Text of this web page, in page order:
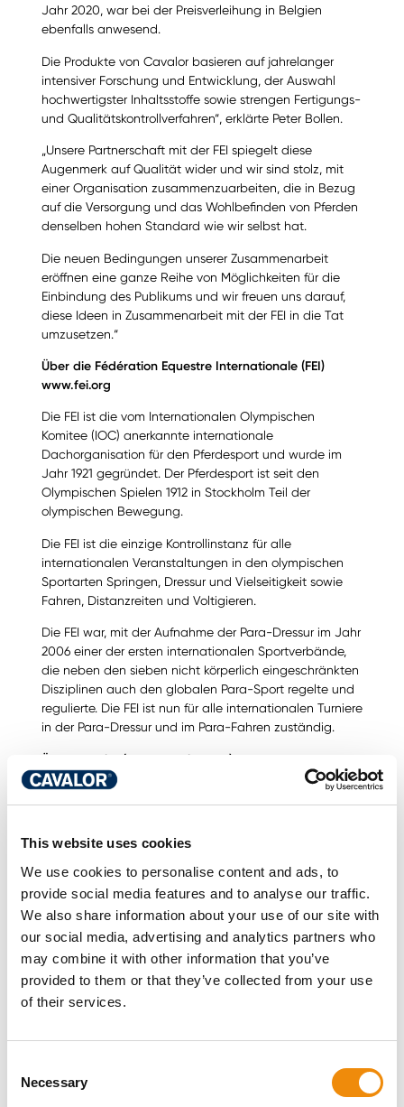
This website uses cookies
We use cookies to personalise content and ads, to
provide social media features and to analyse our traffic.
We also share information about your use of our site with
our social media, advertising and analytics partners who
may combine it with other information that you’ve
provided to them or that they’ve collected from your use
of their services.
Selection
Necessary
Jahr 2020, war bei der Preisverleihung in Belgien
ebenfalls anwesend.
Die Produkte von Cavalor basieren auf jahrelanger
intensiver Forschung und Entwicklung, der Auswahl
hochwertigster Inhaltsstoffe sowie strengen Fertigungs-
und Qualitätskontrollverfahren“, erklärte Peter Bollen.
„Unsere Partnerschaft mit der FEI spiegelt diese
Augenmerk auf Qualität wider und wir sind stolz, mit
einer Organisation zusammenzuarbeiten, die in Bezug
auf die Versorgung und das Wohlbefinden von Pferden
denselben hohen Standard wie wir selbst hat.
Die neuen Bedingungen unserer Zusammenarbeit
eröffnen eine ganze Reihe von Möglichkeiten für die
Einbindung des Publikums und wir freuen uns darauf,
diese Ideen in Zusammenarbeit mit der FEI in die Tat
umzusetzen.“
Über die Fédération Equestre Internationale (FEI)
www.fei.org
Die FEI ist die vom Internationalen Olympischen
Komitee (IOC) anerkannte internationale
Dachorganisation für den Pferdesport und wurde im
Jahr 1921 gegründet. Der Pferdesport ist seit den
Olympischen Spielen 1912 in Stockholm Teil der
olympischen Bewegung.
Die FEI ist die einzige Kontrollinstanz für alle
internationalen Veranstaltungen in den olympischen
Sportarten Springen, Dressur und Vielseitigkeit sowie
Fahren, Distanzreiten und Voltigieren.
Die FEI war, mit der Aufnahme der Para-Dressur im Jahr
2006 einer der ersten internationalen Sportverbände,
die neben den sieben nicht körperlich eingeschränkten
Disziplinen auch den globalen Para-Sport regelte und
regulierte. Die FEI ist nun für alle internationalen Turniere
in der Para-Dressur und im Para-Fahren zuständig.
Über Cavalor (www.cavalor.com)
Cavalor, eine global agierende Marke und weltweit
marktführend im Bereich Pferdefutter, bietet ein
Pferdepflegeprodukten, die in mehr als 50 Ländern
weltweit erhältlich sind. Die Gründung des
Unternehmens basiert auf den Kernwerten Innovation,
Qualität und Ergebnisse, wobei sich Cavalor der
Erfindung, Herstellung und dem Vertrieb hochwertiger
Pferdefuttermittel verschrieben hat.
Während Gesundheit, Leistung und Freude des Pferdes
an oberster Stelle stehen, deckt die Produktlinie von
Die hochwertigen Produkte werden von Profireitern für
ihre Hochleistungspferde verwendet, insbesondere